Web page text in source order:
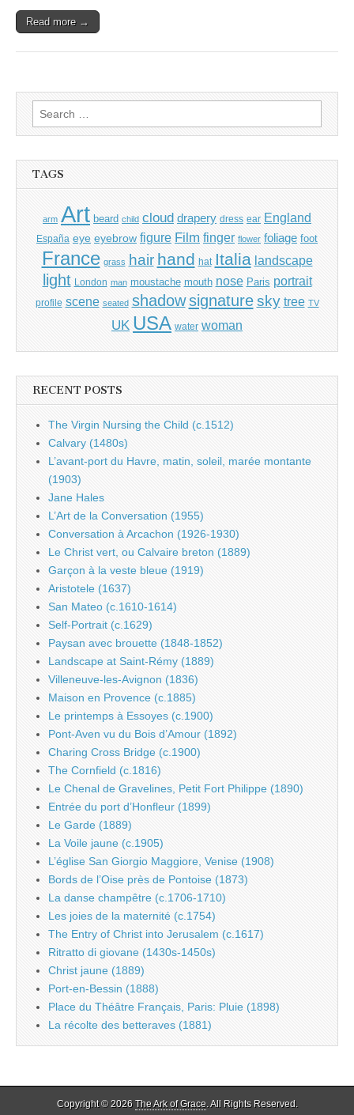
Read more →
Search
for:
TAGS
arm Art beard child cloud drapery dress ear England
España eye eyebrow figure Film finger flower foliage foot
France grass hair hand hat Italia landscape
light London man moustache mouth nose Paris portrait
profile scene seated shadow signature sky tree TV
UK USA water woman
RECENT POSTS
The Virgin Nursing the Child (c.1512)
Calvary (1480s)
L’avant-port du Havre, matin, soleil, marée montante
(1903)
Jane Hales
L’Art de la Conversation (1955)
Conversation à Arcachon (1926-1930)
Le Christ vert, ou Calvaire breton (1889)
Garçon à la veste bleue (1919)
Aristotele (1637)
San Mateo (c.1610-1614)
Self-Portrait (c.1629)
Paysan avec brouette (1848-1852)
Landscape at Saint-Rémy (1889)
Villeneuve-les-Avignon (1836)
Maison en Provence (c.1885)
Le printemps à Essoyes (c.1900)
Pont-Aven vu du Bois d’Amour (1892)
Charing Cross Bridge (c.1900)
The Cornfield (c.1816)
Le Chenal de Gravelines, Petit Fort Philippe (1890)
Entrée du port d’Honfleur (1899)
Le Garde (1889)
La Voile jaune (c.1905)
L’église San Giorgio Maggiore, Venise (1908)
Bords de l’Oise près de Pontoise (1873)
La danse champêtre (c.1706-1710)
Les joies de la maternité (c.1754)
The Entry of Christ into Jerusalem (c.1617)
Ritratto di giovane (1430s-1450s)
Christ jaune (1889)
Port-en-Bessin (1888)
Place du Théâtre Français, Paris: Pluie (1898)
La récolte des betteraves (1881)
Copyright © 2026 The Ark of Grace. All Rights Reserved.